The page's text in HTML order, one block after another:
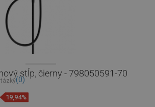
stĺp, čierny - 798050591-70
(0)
19,94%